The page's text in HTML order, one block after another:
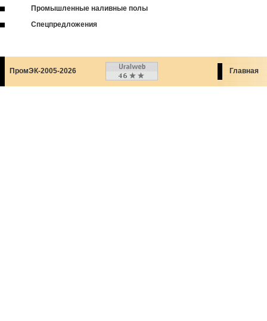
Промышленные наливные полы
Спецпредложения
ПромЭК-2005-2026 Главная